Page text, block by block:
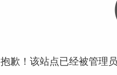
抱歉！该站点已经被管理